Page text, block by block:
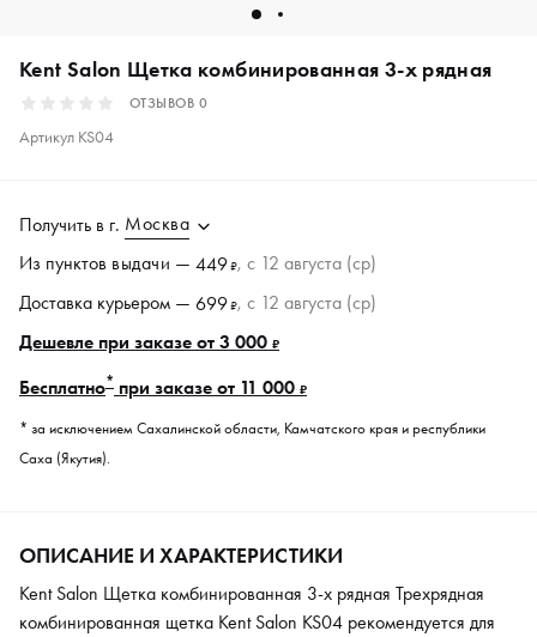
Kent Salon Щетка комбинированная 3-х рядная
ОТЗЫВОВ 0
Артикул KS04
Получить в г. Москва
Из пунктов выдачи — 449₽, c 12 августа (ср)
Доставка курьером — 699₽, c 12 августа (ср)
Дешевле при заказе от 3 000 ₽
Бесплатно* при заказе от 11 000 ₽
* за исключением Сахалинской области, Камчатского края и республики
Саха (Якутия).
ОПИСАНИЕ И ХАРАКТЕРИСТИКИ
Kent Salon Щетка комбинированная 3-х рядная Трехрядная
комбинированная щетка Kent Salon KS04 рекомендуется для